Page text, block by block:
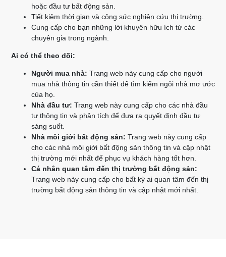
hoặc đầu tư bất động sản.
Tiết kiệm thời gian và công sức nghiên cứu thị trường.
Cung cấp cho bạn những lời khuyên hữu ích từ các
chuyên gia trong ngành.
Ai có thể theo dõi:
Người mua nhà: Trang web này cung cấp cho người
mua nhà thông tin cần thiết để tìm kiếm ngôi nhà mơ ước
của họ.
Nhà đầu tư: Trang web này cung cấp cho các nhà đầu
tư thông tin và phân tích để đưa ra quyết định đầu tư
sáng suốt.
Nhà môi giới bất động sản: Trang web này cung cấp
cho các nhà môi giới bất động sản thông tin và cập nhật
thị trường mới nhất để phục vụ khách hàng tốt hơn.
Cá nhân quan tâm đến thị trường bất động sản:
Trang web này cung cấp cho bất kỳ ai quan tâm đến thị
trường bất động sản thông tin và cập nhật mới nhất.